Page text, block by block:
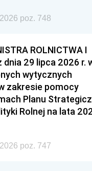
poz. 748
ROLNICTWA I
dnia 29 lipca 2026 r.
wytycznych
zakresie pomocy
Planu
Rolnej na lata
poz. 747